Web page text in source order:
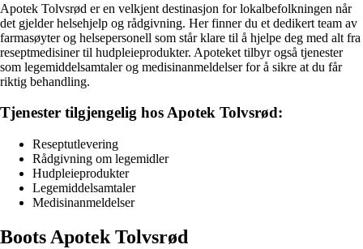
Apotek Tolvsrød er en velkjent destinasjon for lokalbefolkningen når
det gjelder helsehjelp og rådgivning. Her finner du et dedikert team av
farmasøyter og helsepersonell som står klare til å hjelpe deg med alt fra
reseptmedisiner til hudpleieprodukter. Apoteket tilbyr også tjenester
som legemiddelsamtaler og medisinanmeldelser for å sikre at du får
riktig behandling.
Tjenester tilgjengelig hos Apotek Tolvsrød:
Reseptutlevering
Rådgivning om legemidler
Hudpleieprodukter
Legemiddelsamtaler
Medisinanmeldelser
Boots Apotek Tolvsrød